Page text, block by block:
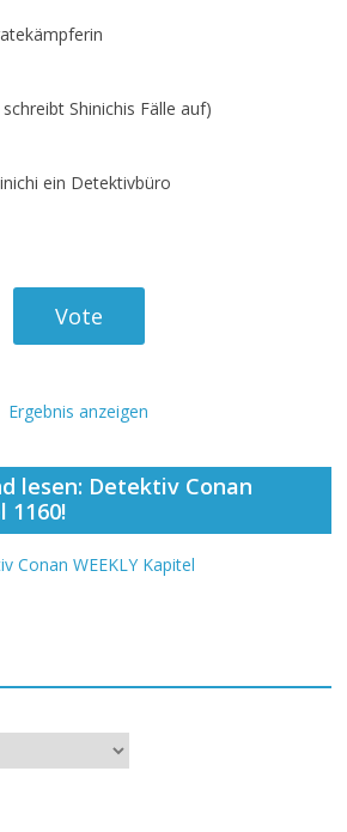
Shinichis Fälle auf)
ein Detektivbüro
Ergebnis anzeigen
lesen: Detektiv Conan
1160!